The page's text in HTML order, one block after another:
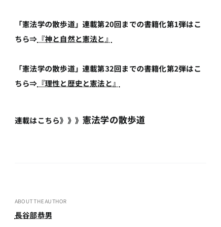
「憲法学の散歩道」連載第20回までの書籍化第1弾はこ
ちら⇒ 『神と自然と憲法と』
「憲法学の散歩道」連載第32回までの書籍化第2弾はこ
ちら⇒ 『理性と歴史と憲法と』
連載はこちら》》》 憲法学の散歩道
ABOUT THE AUTHOR
長谷部恭男